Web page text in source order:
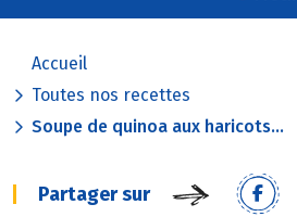
Accueil
Toutes nos recettes
Soupe de quinoa aux haricots...
Partager sur